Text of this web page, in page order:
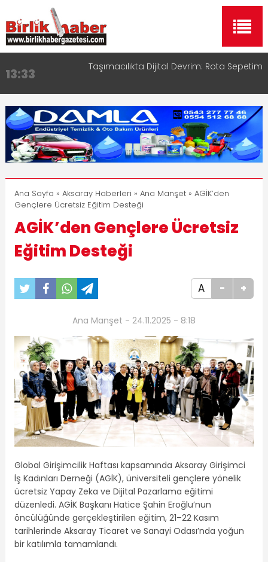
17:15
Aksaray OSB Bölge Müdürü Makam Koltuğunu
16:00
Aksaray Esnaf Rehberi ile Google ve Yapay Zeka
Aramalarında Öne Çıkın
8:23 Aksaray Esnaf Rehberi Hizmete Girdi
11:30
Birlikhaber.com Yayın Hayatına Başladı | Hızlı ve
Akıllı Haber Platformu
13:33 Taşımacılıkta Dijital Devrim: Rota Sepetim
Ana Sayfa » Aksaray Haberleri » Ana Manşet» AGİK’den
Gençlere Ücretsiz Eğitim Desteği
AGİK’den Gençlere Ücretsiz
Eğitim Desteği
A - +
Ana Manşet - 24.11.2025 - 8:18
Global Girişimcilik Haftası kapsamında Aksaray Girişimci
İş Kadınları Derneği (AGİK), üniversiteli gençlere yönelik
ücretsiz Yapay Zeka ve Dijital Pazarlama eğitimi
düzenledi. AGİK Başkanı Hatice Şahin Eroğlu’nun
öncülüğünde gerçekleştirilen eğitim, 21–22 Kasım
tarihlerinde Aksaray Ticaret ve Sanayi Odası’nda yoğun
bir katılımla tamamlandı.